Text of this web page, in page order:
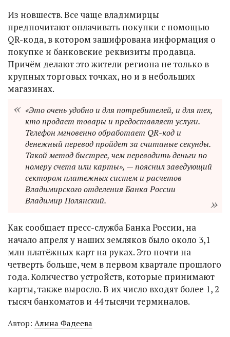
Из новшеств. Все чаще владимирцы
предпочитают оплачивать покупки с помощью
QR-кода, в котором зашифрована информация о
покупке и банковские реквизиты продавца.
Причём делают это жители региона не только в
крупных торговых точках, но и в небольших
магазинах.
«Это очень удобно и для потребителей, и для тех,
кто продает товары и предоставляет услуги.
Телефон мгновенно обработает QR-код и
денежный перевод пройдет за считаные секунды.
Такой метод быстрее, чем переводить деньги по
номеру счета или карты», — пояснил заведующий
сектором платежных систем и расчетов
Владимирского отделения Банка России
Владимир Полянский.
Как сообщает пресс-служба Банка России, на
начало апреля у наших земляков было около 3,1
млн платёжных карт на руках. Это почти на
четверть больше, чем в первом квартале прошлого
года. Количество устройств, которые принимают
карты, также выросло. В их число входят более 1, 2
тысяч банкоматов и 44 тысячи терминалов.
Автор: Алина Фадеева